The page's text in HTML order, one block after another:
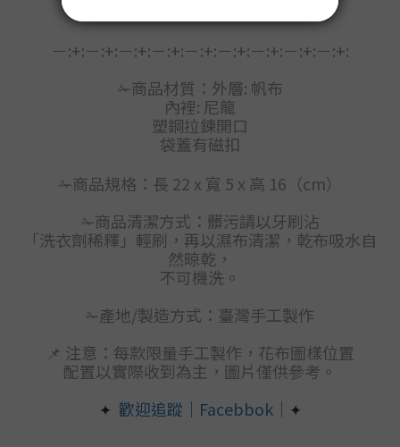
⇢
輕巧耐用、純手工制作，不怕撞包
－:+:－:+:－:+:－:+:－:+:－:+:－:+:－:+:－:+:
✁商品材質： 外層: 帆布
內裡: 尼龍
塑鋼拉鍊開口
袋蓋有磁扣
✁商品規格：長 22 x 寬 5 x 高 16（cm）
✁商品清潔方式：髒污請以牙刷沾
「洗衣劑稀釋」輕刷，再以濕布清潔，乾布吸水自
然晾乾，
不可機洗。
✁產地/製造方式：臺灣手工製作
📌 注意：每款限量手工製作，花布圖樣位置
配置以實際收到為主，圖片僅供參考。
✦ 歡迎追蹤｜Facebbok｜ ✦